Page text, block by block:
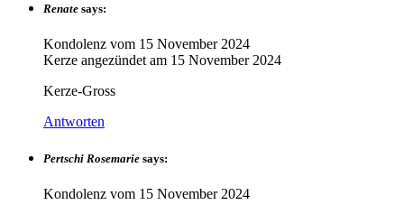
Renate says:
Kondolenz vom 15 November 2024
Kerze angezündet am 15 November 2024
Kerze-Gross
Antworten
Pertschi Rosemarie says:
Kondolenz vom 15 November 2024